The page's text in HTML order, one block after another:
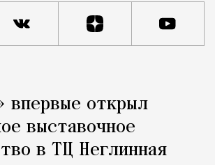
впервые открыл
выставочное
в ТЦ Неглинная